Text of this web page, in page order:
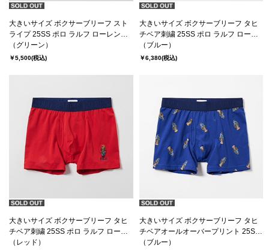
大きいサイズ ボクサーブリーフ スト
ライプ 25SS ポロ ラルフ ローレン
【前開き】(RM3-B103K）
（グリーン）
￥5,500(税込)
大きいサイズ ボクサーブリーフ タヒ
チベア刺繍 25SS ポロ ラルフ ローレ
ン【前開き】(RM3-B104K）
（ブルー）
￥6,380(税込)
大きいサイズ ボクサーブリーフ タヒ
チベア刺繍 25SS ポロ ラルフ ローレ
ン【前開き】(RM3-B104K）
（レッド）
大きいサイズ ボクサーブリーフ タヒ
チベアオールオーバープリント 25SS
ポロ ラルフ ローレン【前開き】
（ブルー）